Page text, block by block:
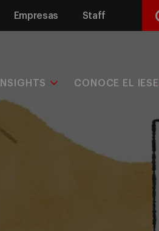
Empresas Staff
CONOCE EL IESE